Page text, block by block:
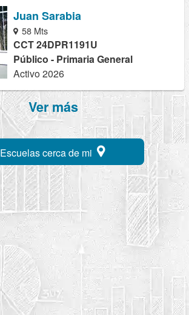
Juan Sarabia
58 Mts
CCT 24DPR1191U
Público - Primaria General
Activo 2026
Ver más
Escuelas cerca de mi